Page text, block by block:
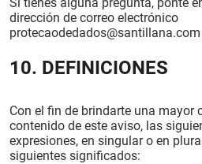
dirección de correo electrónico
protecaodedados@santillana.com
10. DEFINICIONES
Con el fin de brindarte una mayor
contenido de este aviso, las
expresiones, en singular o en
siguientes significados: